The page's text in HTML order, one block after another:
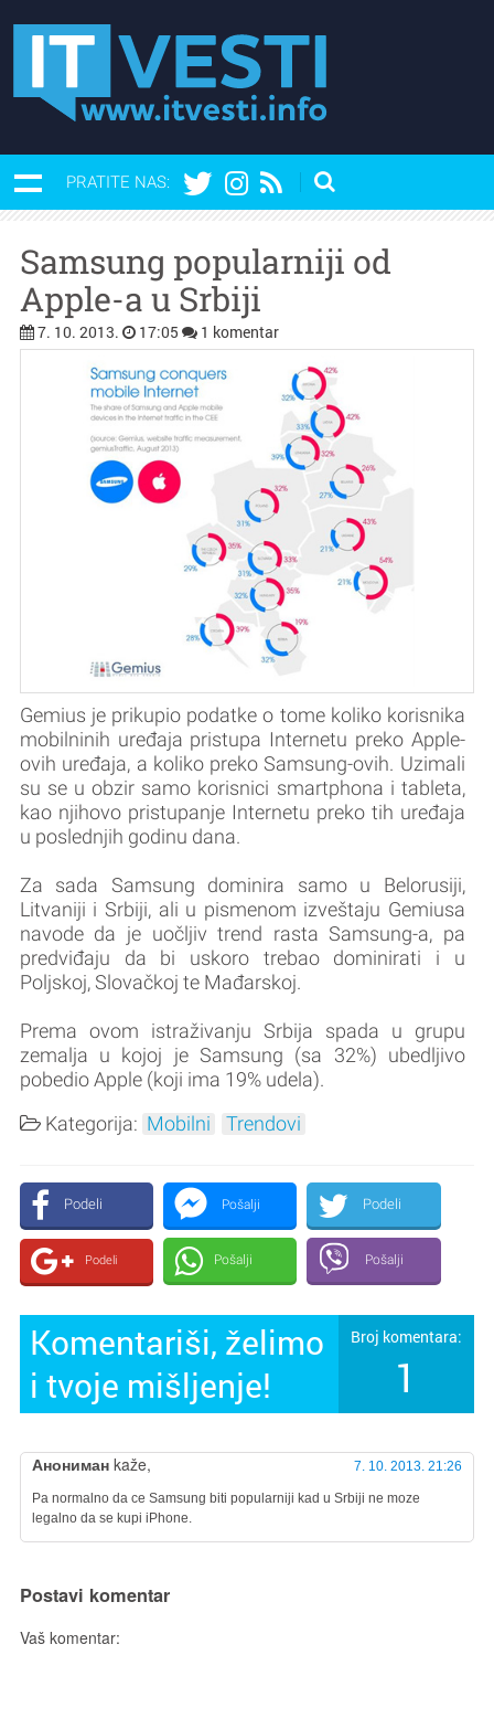
PRATITE NAS:
Samsung popularniji od
Apple-a u Srbiji
7. 10. 2013. 17:05 1 komentar
Gemius je prikupio podatke o tome koliko korisnika
mobilninih uređaja pristupa Internetu preko Apple-
ovih uređaja, a koliko preko Samsung-ovih. Uzimali
su se u obzir samo korisnici smartphona i tableta,
kao njihovo pristupanje Internetu preko tih uređaja
u poslednjih godinu dana.
Za sada Samsung dominira samo u Belorusiji,
Litvaniji i Srbiji, ali u pismenom izveštaju Gemiusa
navode da je uočljiv trend rasta Samsung-a, pa
predviđaju da bi uskoro trebao dominirati i u
Poljskoj, Slovačkoj te Mađarskoj.
Prema ovom istraživanju Srbija spada u grupu
zemalja u kojoj je Samsung (sa 32%) ubedljivo
pobedio Apple (koji ima 19% udela).
Kategorija: Mobilni Trendovi
Podeli Pošalji Podeli
Podeli Pošalji Pošalji
Komentariši, želimo
i tvoje mišljenje!
Broj komentara:
1
Анониман kaže, 7. 10. 2013. 21:26
Pa normalno da ce Samsung biti popularniji kad u Srbiji ne moze
legalno da se kupi iPhone.
Postavi komentar
Vaš komentar: